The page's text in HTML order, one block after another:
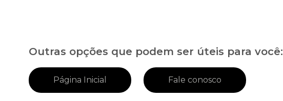
Outras opções que podem ser úteis para você:
Página Inicial Fale conosco